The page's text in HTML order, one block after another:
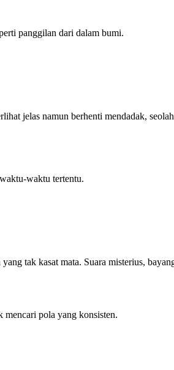
panggilan dari dalam bumi.
jelas namun berhenti mendadak,
waktu tertentu.
tak kasat mata. Suara misterius,
mencari pola yang konsisten.